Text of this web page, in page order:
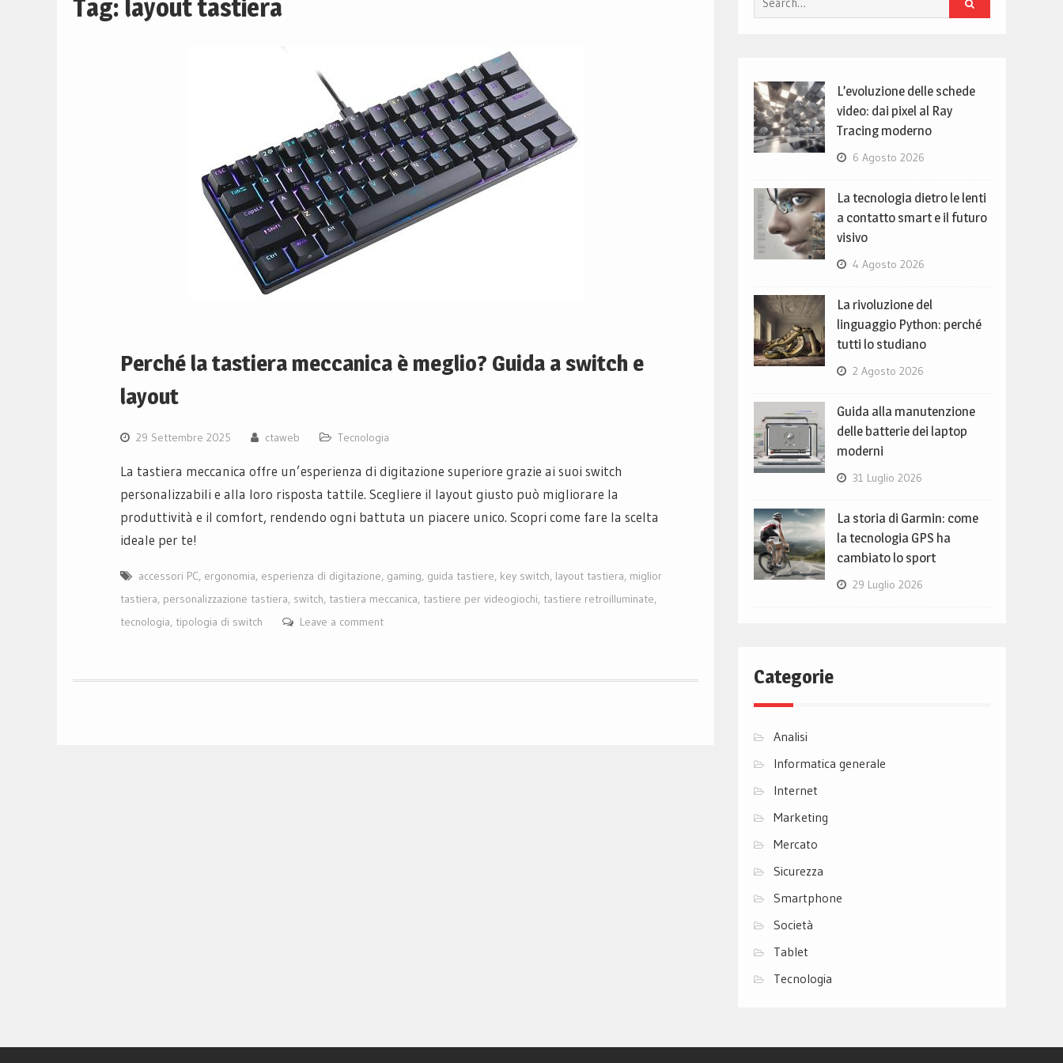
Tag: layout tastiera
Perché la tastiera meccanica è meglio? Guida a switch e
layout
29 Settembre 2025 ctaweb Tecnologia
La tastiera meccanica offre un’esperienza di digitazione superiore grazie ai suoi switch
personalizzabili e alla loro risposta tattile. Scegliere il layout giusto può migliorare la
produttività e il comfort, rendendo ogni battuta un piacere unico. Scopri come fare la scelta
ideale per te!
accessori PC, ergonomia, esperienza di digitazione, gaming, guida tastiere, key switch, layout tastiera, miglior
tastiera, personalizzazione tastiera, switch, tastiera meccanica, tastiere per videogiochi, tastiere retroilluminate,
tecnologia, tipologia di switch Leave a comment
for:
L’evoluzione delle schede
video: dai pixel al Ray
Tracing moderno
6 Agosto 2026
La tecnologia dietro le lenti
a contatto smart e il futuro
visivo
4 Agosto 2026
La rivoluzione del
linguaggio Python: perché
tutti lo studiano
2 Agosto 2026
Guida alla manutenzione
delle batterie dei laptop
moderni
31 Luglio 2026
La storia di Garmin: come
la tecnologia GPS ha
cambiato lo sport
29 Luglio 2026
Categorie
Analisi
Informatica generale
Internet
Marketing
Mercato
Sicurezza
Smartphone
Società
Tablet
Tecnologia